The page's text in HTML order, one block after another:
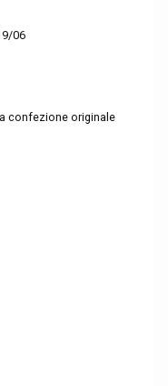
06
confezione originale